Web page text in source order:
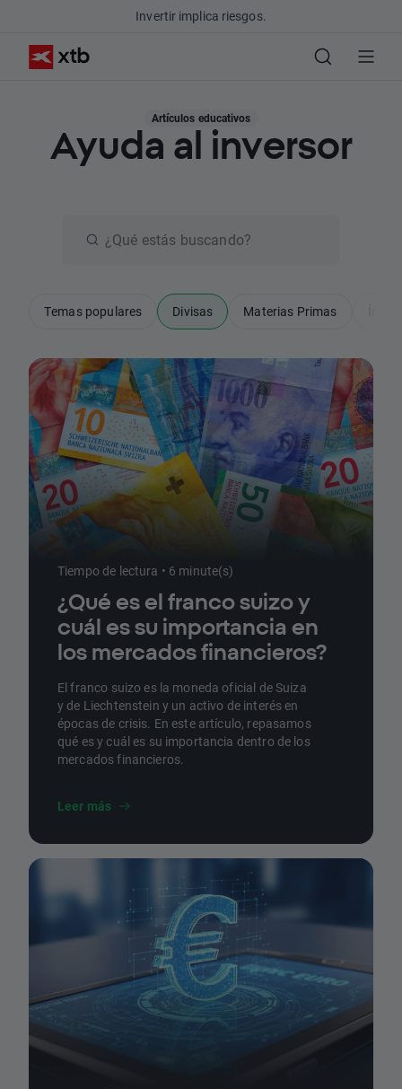
Invertir implica riesgos.
Artículos educativos
Ayuda al inversor
Temas populares Divisas Materias Primas
Tiempo de lectura • 6 minute(s)
¿Qué es el franco suizo y
cuál es su importancia en
los mercados financieros?
El franco suizo es la moneda oficial de Suiza
y de Liechtenstein y un activo de interés en
épocas de crisis. En este artículo, repasamos
qué es y cuál es su importancia dentro de los
mercados financieros.
Leer más